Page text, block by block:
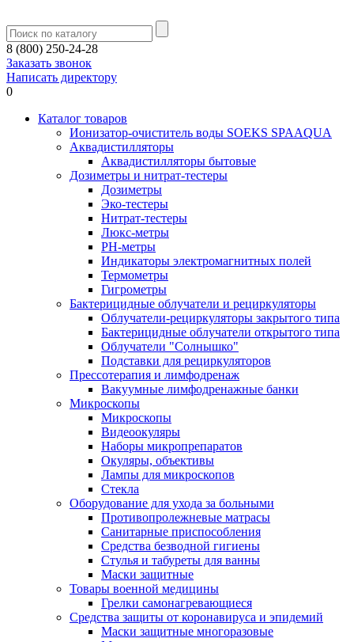
8 (800) 250-24-28
Заказать звонок
Написать директору
0
Каталог товаров
Ионизатор-очиститель воды SOEKS SPAAQUA
Аквадистилляторы
Аквадистилляторы бытовые
Дозиметры и нитрат-тестеры
Дозиметры
Эко-тестеры
Нитрат-тестеры
Люкс-метры
РН-метры
Индикаторы электромагнитных полей
Термометры
Гигрометры
Бактерицидные облучатели и рециркуляторы
Облучатели-рециркуляторы закрытого типа
Бактерицидные облучатели открытого типа
Облучатели "Солнышко"
Подставки для рециркуляторов
Прессотерапия и лимфодренаж
Вакуумные лимфодренажные банки
Микроскопы
Микроскопы
Видеоокуляры
Наборы микропрепаратов
Окуляры, объективы
Лампы для микроскопов
Стекла
Оборудование для ухода за больными
Противопролежневые матрасы
Санитарные приспособления
Средства безводной гигиены
Стулья и табуреты для ванны
Маски защитные
Товары военной медицины
Грелки самонагревающиеся
Средства защиты от коронавируса и эпидемий
Маски защитные многоразовые